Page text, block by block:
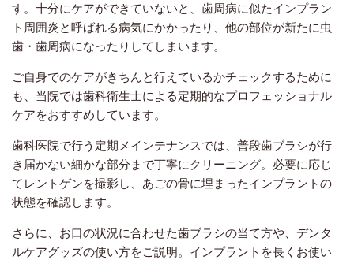
す。十分にケアができていないと、歯周病に似たインプラン
ト周囲炎と呼ばれる病気にかかったり、他の部位が新たに虫
歯・歯周病になったりしてしまいます。
ご自身でのケアがきちんと行えているかチェックするために
も、当院では歯科衛生士による定期的なプロフェッショナル
ケアをおすすめしています。
歯科医院で行う定期メインテナンスでは、普段歯ブラシが行
き届かない細かな部分まで丁寧にクリーニング。必要に応じ
てレントゲンを撮影し、あごの骨に埋まったインプラントの
状態を確認します。
さらに、お口の状況に合わせた歯ブラシの当て方や、デンタ
ルケアグッズの使い方をご説明。インプラントを長くお使い